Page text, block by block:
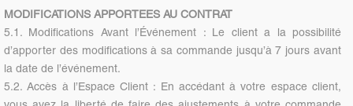
MODIFICATIONS APPORTEES AU CONTRAT
5.1. Modifications Avant l’Événement : Le client a la possibilité
d’apporter des modifications à sa commande jusqu’à 7 jours avant
la date de l’événement.
5.2. Accès à l’Espace Client : En accédant à votre espace client,